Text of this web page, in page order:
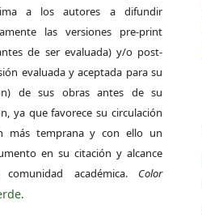
a los autores a difundir
las versiones pre-print
de ser evaluada) y/o post-
evaluada y aceptada para su
de sus obras antes de su
ya que favorece su circulación
más temprana y con ello un
en su citación y alcance
académica. Color
.